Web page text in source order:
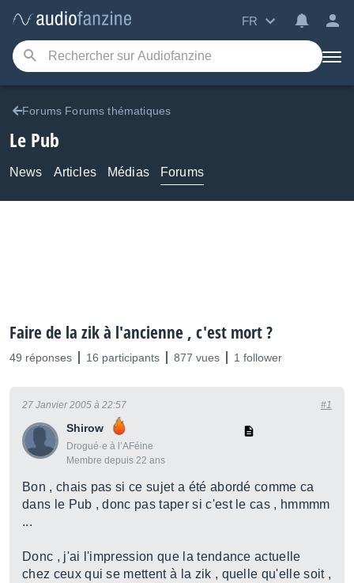
FR
Forums Forums thématiques
Le Pub
News Articles Médias Forums
Faire de la zik à l'ancienne , c'est mort ?
49 réponses 16 participants 877 vues 1 follower
Shirow
Drogué·e à l’AFéine
Membre depuis 22 ans
27 Janvier 2005 à 22:57 #1
Bon , chais pas si ce sujet a été abordé comme ca
dans le Pub , donc pas taper si c'est le cas , hmmmm
...
Donc , j'ai l'impression que la tendance actuelle
chez ceux qui se mettent à la zik , quelle qu'elle soit ,